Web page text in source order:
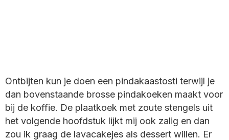
Ontbijten kun je doen een pindakaastosti terwijl je
dan bovenstaande brosse pindakoeken maakt voor
bij de koffie. De plaatkoek met zoute stengels uit
het volgende hoofdstuk lijkt mij ook zalig en dan
zou ik graag de lavacakejes als dessert willen. Er